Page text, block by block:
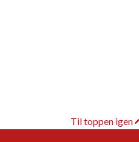
Til toppen igen